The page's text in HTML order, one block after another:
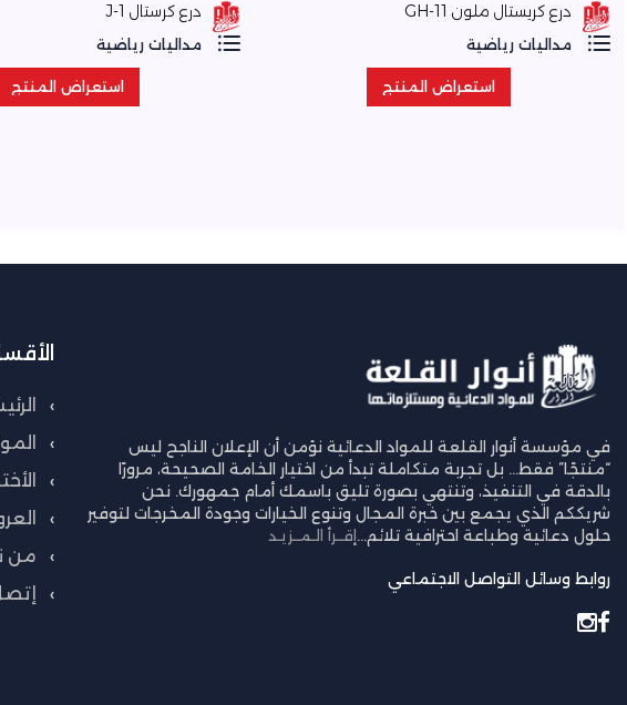
درع كريستال ملون GH-11
مداليات رياضية
استعراض المنتج
استعراض المنتج
درع كرستال J-1
مداليات رياضية
استعراض المنتج
استعراض المنتج
في مؤسسة أنوار القلعة للمواد الدعائية نؤمن أن الإعلان الناجح ليس
“منتجًا” فقط… بل تجربة متكاملة تبدأ من اختيار الخامة الصحيحة، مرورًا
بالدقة في التنفيذ، وتنتهي بصورة تليق باسمك أمام جمهورك. نحن
شريككم الذي يجمع بين خبرة المجال وتنوع الخيارات وجودة المخرجات لتوفير
حلول دعائية وطباعة احترافية تلائم... إقــرأ الـمــزيـد
روابط وسائل التواصل الاجتماعي
من